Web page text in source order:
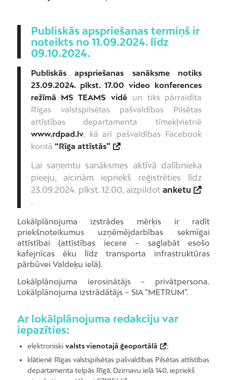
Publiskās apspriešanas termiņš ir
noteikts no 11.09.2024. līdz
09.10.2024.
Publiskās apspriešanas sanāksme notiks
23.09.2024. plkst. 17.00 video konferences
režīmā MS TEAMS vidēun tiks pārraidīta
Rīgas valstspilsētas pašvaldības Pilsētas
attīstības departamenta tīmekļvietnē
www.rdpad.lv, kā arī pašvaldības Facebook
kontā “Rīga attīstās” .
Lai saņemtu sanāksmes aktīvā dalībnieka
pieeju, aicinām iepriekš reģistrēties līdz
23.09.2024. plkst. 12.00, aizpildotanketu
.
Lokālplānojuma izstrādes mērķis ir radīt
priekšnoteikumus uzņēmējdarbības sekmīgai
attīstībai (attīstības iecere – saglabāt esošo
kafejnīcas ēku līdz transporta infrastruktūras
pārbūvei Valdeķu ielā).
Lokālplānojuma ierosinātājs – privātpersona.
Lokālplānojuma izstrādātājs – SIA “METRUM”.
Ar lokālplānojuma redakciju var
iepazīties:
elektroniski valsts vienotajā ģeoportālā
;
klātienē Rīgas valstspilsētas pašvaldības Pilsētas attīstības
departamenta telpās Rīgā, Dzirnavu ielā 140, iepriekš